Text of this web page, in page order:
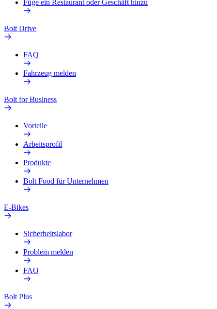
Füge ein Restaurant oder Geschäft hinzu
Bolt Drive
FAQ
Fahrzeug melden
Bolt for Business
Vorteile
Arbeitsprofil
Produkte
Bolt Food für Unternehmen
E-Bikes
Sicherheitslabor
Problem melden
FAQ
Bolt Plus